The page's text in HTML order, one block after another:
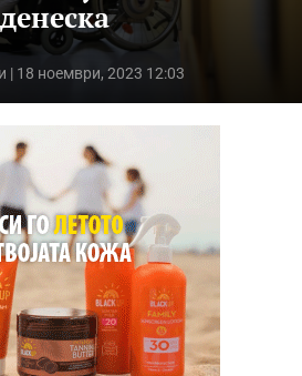
денеска
| 18 ноември, 2023 12:03